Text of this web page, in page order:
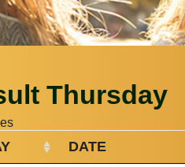
Thursday
DATE